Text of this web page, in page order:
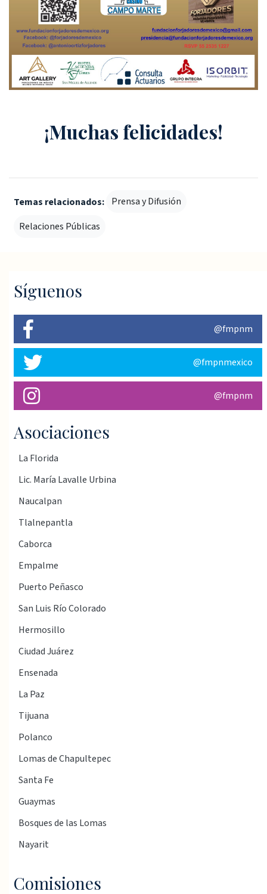
¡Muchas felicidades!
Temas relacionados: Prensa y Difusión
Relaciones Públicas
Síguenos
@fmpnm
@fmpnmexico
@fmpnm
Asociaciones
La Florida
Lic. María Lavalle Urbina
Naucalpan
Tlalnepantla
Caborca
Empalme
Puerto Peñasco
San Luis Río Colorado
Hermosillo
Ciudad Juárez
Ensenada
La Paz
Tijuana
Polanco
Lomas de Chapultepec
Santa Fe
Guaymas
Bosques de las Lomas
Nayarit
Comisiones